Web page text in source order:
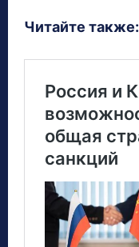
Читайте также: